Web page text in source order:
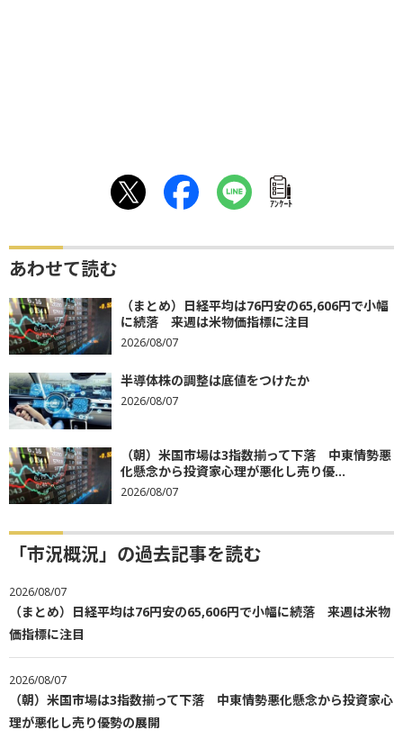
ｱﾝｹｰﾄ
あわせて読む
（まとめ）日経平均は76円安の65,606円で小幅
に続落 来週は米物価指標に注目
2026/08/07
半導体株の調整は底値をつけたか
2026/08/07
（朝）米国市場は3指数揃って下落 中東情勢悪
化懸念から投資家心理が悪化し売り優...
2026/08/07
「市況概況」の過去記事を読む
2026/08/07
（まとめ）日経平均は76円安の65,606円で小幅に続落 来週は米物
価指標に注目
2026/08/07
（朝）米国市場は3指数揃って下落 中東情勢悪化懸念から投資家心
理が悪化し売り優勢の展開